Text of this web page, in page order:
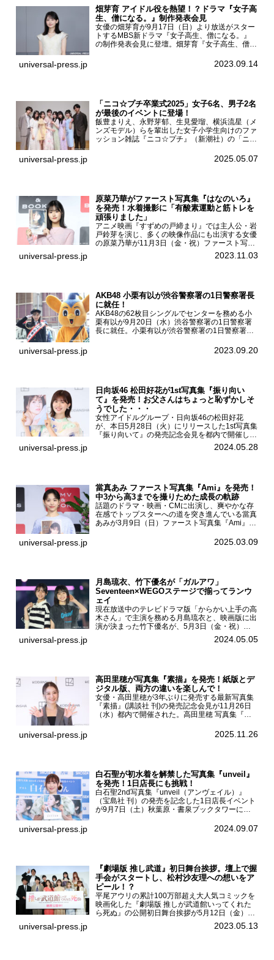
畑芽育 アイドル役を熱望！？ドラマ『女子高
生、僧になる。』制作発表会見
女優の畑芽育が9月17日（日）より放送がスター
トするMBS新ドラマ『女子高生、僧になる。』
の制作発表会見に登壇。畑芽育『女子高生、僧に
ーについて「下白石麦は頭にビックリマークと、
universal-press.jp 2023.09.14
「ニコ☆プチ卒業式2025」女子6名、男子2名
が最後のイベントに登場！
飯豊まりえ、永野芽郁、生見愛瑠、横浜流星（メ
ンズモデル）らを輩出した女子小学生向けのファ
ッション雑誌『ニコ☆プチ』（新潮社）の「ニコ
モード学園コクーンタワーで開催され、卒業モデ
universal-press.jp 2025.05.07
原菜乃華がファースト写真集『はなのいろ』
を発売！水着撮影に「有酸素運動と筋トレを
頑張りました」
アニメ映画『すずめの戸締まり』では主人公・岩
戸鈴芽を演じ、多くの映像作品にも出演する女優
の原菜乃華が11月3日（金・祝）ファースト写真
集『はなのいろ』発売記念イベントを
HMV&BOOKS SHIBUYAで開催した。原菜乃華フ
universal-press.jp 2023.11.03
AKB48 小栗有以が渋谷警察署の1日警察署長
に就任！
AKB48の62枚目シングルでセンターを務める小
栗有以が9月20日（水）渋谷警察署の1日警察署
長に就任。小栗有以が渋谷警察署の1日警察署長
での10日間実施される令和5年 秋の全国交通安全
universal-press.jp 2023.09.20
日向坂46 松田好花が1st写真集『振り向い
て』を発売！お父さんはちょっと恥ずかしそ
うでした・・・
女性アイドルグループ・日向坂46の松田好花
が、本日5月28日（火）にリリースした1st写真集
『振り向いて』の発売記念会見を都内で開催し
た。日向坂46 松田好花1st写真集『振り向いて』
発売記念会見写真集では日向坂46の松田好花を
universal-press.jp 2024.05.28
當真あみ ファースト写真集『Ami』を発売！
中3から高3までを撮りためた成長の軌跡
話題のドラマ・映画・CMに出演し、爽やかな存
在感でトップスターへの道を突き進んでいる當真
あみが3月9日（日）ファースト写真集『Ami』
BOOKS SHIBUYAで開催した。當真あみファース
universal-press.jp 2025.03.09
月島琉衣、竹下優名が「ガルアワ」
Seventeen×WEGOステージで揃ってランウ
ェイ
現在放送中のテレビドラマ版「からかい上手の高
木さん」で主演を務める月島琉衣と、映画版に出
演が決まった竹下優名が、5月3日（金・祝）東
京・国立代々木競技場第一体育館で開催されたフ
ァッション&音楽イベント『Rakuten GirlsAward
universal-press.jp 2024.05.05
高田里穂が写真集『素描』を発売！紙版とデ
ジタル版、両方の違いを楽しんで！
女優・高田里穂が3年ぶりに発売する最新写真集
『素描』(講談社 刊)の発売記念会見が11月26日
（水）都内で開催された。高田里穂 写真集『素
あなたです』(読売テレビ)に出演するなど女優と
universal-press.jp 2025.11.26
白石聖が初水着を解禁した写真集『unveil』
を発売！1日店長にも挑戦！
白石聖2nd写真集『unveil（アンヴェイル）』
（宝島社 刊）の発売を記念した1日店長イベント
が9月7日（土）秋葉原・書泉ブックタワーにて
を記念し1日店長イベントを開催した本写真集は
universal-press.jp 2024.09.07
『劇場版 推し武道』初日舞台挨拶。壇上で握
手会がスタートし、松村沙友理への想いをア
ピール！？
平尾アウリの累計100万部超え大人気コミックを
映画化した『劇場版 推しが武道館いってくれた
ら死ぬ』の公開初日舞台挨拶が5月12日（金）新
宿バルト9で開催され、出演者の松村沙友理、中
村里帆、MOMO(@onefive)、KANO(@onefi...
universal-press.jp 2023.05.13